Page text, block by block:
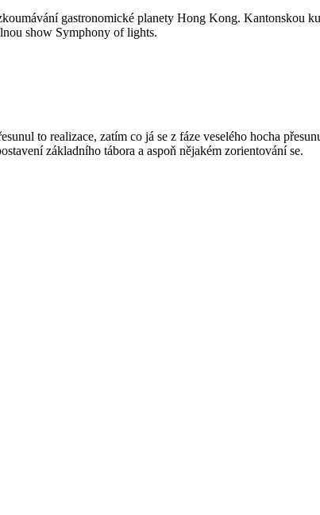
gastronomické planety Hong Kong. Kantonskou
show Symphony of lights.
to realizace, zatím co já se z fáze veselého hocha
základního tábora a aspoň nějakém zorientování se.